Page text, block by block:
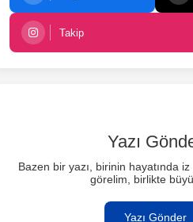
Takip
Yazı
Bazen bir yazı, birinin hayatında iz
görelim, birlikte
Yazı Gönder